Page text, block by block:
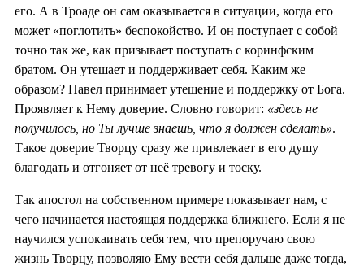
его. А в Троаде он сам оказывается в ситуации, когда его
может «поглотить» беспокойство. И он поступает с собой
точно так же, как призывает поступать с коринфским
братом. Он утешает и поддерживает себя. Каким же
образом? Павел принимает утешение и поддержку от Бога.
Проявляет к Нему доверие. Словно говорит: «здесь не
получилось, но Ты лучше знаешь, что я должен сделать».
Такое доверие Творцу сразу же привлекает в его душу
благодать и отгоняет от неё тревогу и тоску.
Так апостол на собственном примере показывает нам, с
чего начинается настоящая поддержка ближнего. Если я не
научился успокаивать себя тем, что препоручаю свою
жизнь Творцу, позволяю Ему вести себя дальше даже тогда,